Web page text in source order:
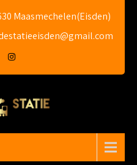
Maasmechelen(Eisden)